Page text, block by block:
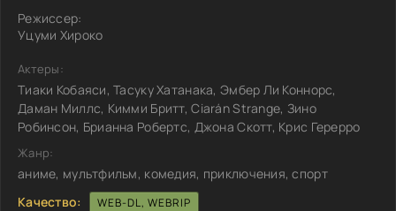
Режиссер:
Уцуми Хироко
Актеры:
Тиаки Кобаяси, Тасуку Хатанака, Эмбер Ли Коннорс,
Даман Миллс, Кимми Бритт, Ciarán Strange, Зино
Робинсон, Брианна Робертс, Джона Скотт, Крис Герерро
Жанр:
аниме, мультфильм, комедия, приключения, спорт
Качество:
WEB-DL, WEBRIP